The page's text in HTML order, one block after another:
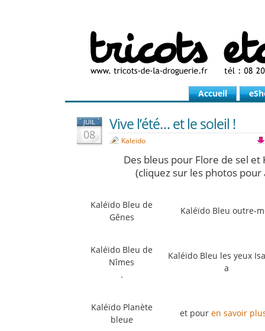
Accueil
JUIL
08
Vive l’été… et le soleil !
Kaleïdo
Des bleus pour Flore de sel et
(cliquez sur les photos pour
Kaléïdo Bleu de
Gênes
Kaléïdo Bleu outre-
Kaléïdo Bleu de
Nîmes
.
Kaléïdo Bleu les yeux
a
Kaléïdo Planète
bleue
et pour en savoir